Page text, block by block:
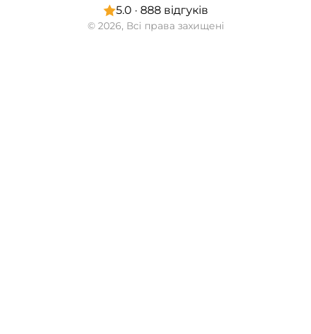
© 2026, Всі права захищені
5.0 · 888 відгуків